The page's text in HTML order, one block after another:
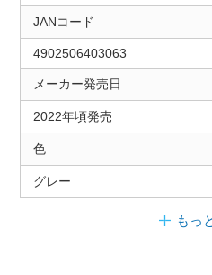
JANコード
4902506403063
メーカー発売日
2022年頃発売
色
グレー
もっ